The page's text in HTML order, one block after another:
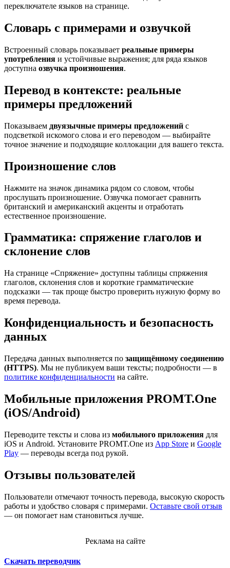
переключателе языков на странице.
Словарь с примерами и озвучкой
Встроенный словарь показывает реальные примеры
употребления и устойчивые выражения; для ряда языков
доступна озвучка произношения.
Перевод в контексте: реальные
примеры предложений
Показываем двуязычные примеры предложений с
подсветкой искомого слова и его переводом — выбирайте
точное значение и подходящие коллокации для вашего текста.
Произношение слов
Нажмите на значок динамика рядом со словом, чтобы
прослушать произношение. Озвучка помогает сравнить
британский и американский акценты и отработать
естественное произношение.
Грамматика: спряжение глаголов и
склонение слов
На странице «Спряжение» доступны таблицы спряжения
глаголов, склонения слов и короткие грамматические
подсказки — так проще быстро проверить нужную форму во
время перевода.
Конфиденциальность и безопасность
данных
Передача данных выполняется по защищённому соединению
(HTTPS). Мы не публикуем ваши тексты; подробности — в
политике конфиденциальности на сайте.
Мобильные приложения PROMT.One
(iOS/Android)
Переводите тексты и слова из мобильного приложения для
iOS и Android. Установите PROMT.One из App Store и Google
Play — переводы всегда под рукой.
Отзывы пользователей
Пользователи отмечают точность перевода, высокую скорость
работы и удобство словаря с примерами. Оставьте свой отзыв
— он помогает нам становиться лучше.
Реклама на сайте
Скачать переводчик